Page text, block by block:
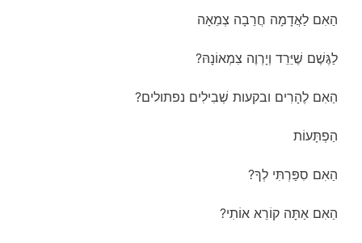
הַאִם לַאֲדָמָה חֲרֵבָה צְמֵאָה
לַגֶּשֶׁם שֶׁיֵּרֵד וְיָרְוֶה צִמְאוֹנָהּ?
הַאִם לֶהָרִים ובקעות שְׁבִילִים נפתולים?
הַפְתָּעוֹת
הַאִם סִפַּרְתִּי לְךָ?
הַאִם אַתָּה קוֹרֵא אוֹתִי?